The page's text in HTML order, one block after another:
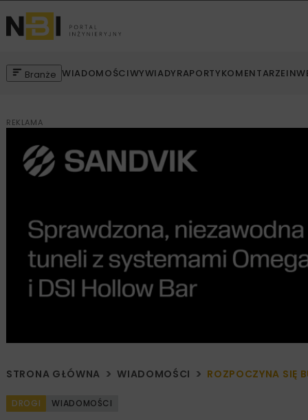
Branże WIADOMOŚCIWYWIADYRAPORTYKOMENTARZE
REKLAMA
STRONA GŁÓWNA WIADOMOŚCI ROZPOCZYNA SIĘ
DROGI WIADOMOŚCI